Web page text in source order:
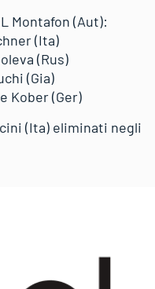
Montafon (Aut):
(Ita)
(Rus)
(Gia)
Kober (Ger)
(Ita) eliminati negli